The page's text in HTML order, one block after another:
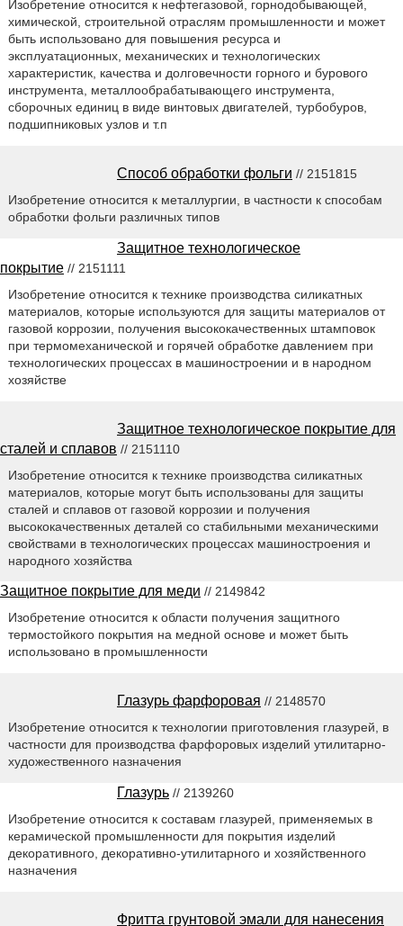
Изобретение относится к нефтегазовой, горнодобывающей,
химической, строительной отраслям промышленности и может
быть использовано для повышения ресурса и
эксплуатационных, механических и технологических
характеристик, качества и долговечности горного и бурового
инструмента, металлообрабатывающего инструмента,
сборочных единиц в виде винтовых двигателей, турбобуров,
подшипниковых узлов и т.п
Способ обработки фольги // 2151815
Изобретение относится к металлургии, в частности к способам
обработки фольги различных типов
Защитное технологическое
покрытие // 2151111
Изобретение относится к технике производства силикатных
материалов, которые используются для защиты материалов от
газовой коррозии, получения высококачественных штамповок
при термомеханической и горячей обработке давлением при
технологических процессах в машиностроении и в народном
хозяйстве
Защитное технологическое покрытие для
сталей и сплавов // 2151110
Изобретение относится к технике производства силикатных
материалов, которые могут быть использованы для защиты
сталей и сплавов от газовой коррозии и получения
высококачественных деталей со стабильными механическими
свойствами в технологических процессах машиностроения и
народного хозяйства
Защитное покрытие для меди // 2149842
Изобретение относится к области получения защитного
термостойкого покрытия на медной основе и может быть
использовано в промышленности
Глазурь фарфоровая // 2148570
Изобретение относится к технологии приготовления глазурей, в
частности для производства фарфоровых изделий утилитарно-
художественного назначения
Глазурь // 2139260
Изобретение относится к составам глазурей, применяемых в
керамической промышленности для покрытия изделий
декоративного, декоративно-утилитарного и хозяйственного
назначения
Фритта грунтовой эмали для нанесения